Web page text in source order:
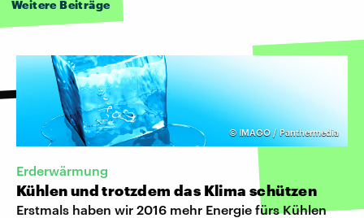
Weitere Beiträge
© IMAGO / Panthermedia
Erderwärmung
Kühlen und trotzdem das Klima schützen
Erstmals haben wir 2016 mehr Energie fürs Kühlen